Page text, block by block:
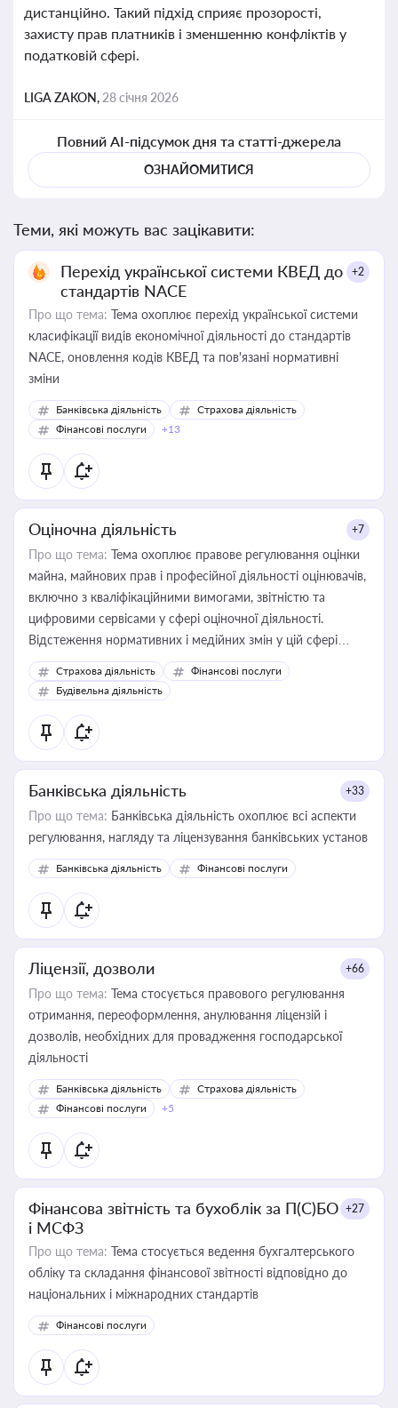
дистанційно. Такий підхід сприяє прозорості,
захисту прав платників і зменшенню конфліктів у
податковій сфері.
LIGA ZAKON, 28 січня 2026
Повний AI-підсумок дня та статті-джерела
ОЗНАЙОМИТИСЯ
Теми, які можуть вас зацікавити:
Перехід української системи КВЕД до
стандартів NACE
+2
Про що тема: Тема охоплює перехід української системи
класифікації видів економічної діяльності до стандартів
NACE, оновлення кодів КВЕД та пов'язані нормативні
зміни
Банківська діяльність
Страхова діяльність
Фінансові послуги
+13
Оціночна діяльність +7
Про що тема: Тема охоплює правове регулювання оцінки
майна, майнових прав і професійної діяльності оцінювачів,
включно з кваліфікаційними вимогами, звітністю та
цифровими сервісами у сфері оціночної діяльності.
Відстеження нормативних і медійних змін у цій сфері
корисне для власника бізнесу, керівника, юриста або
бухгалтера під час оподаткування, приватизації, оренди
державного майна, корпоративних угод і перевірки
статусу суб'єктів оціночної діяльності
Страхова діяльність
Фінансові послуги
Будівельна діяльність
Банківська діяльність +33
Про що тема: Банківська діяльність охоплює всі аспекти
регулювання, нагляду та ліцензування банківських установ
Банківська діяльність Фінансові послуги
Ліцензії, дозволи +66
Про що тема: Тема стосується правового регулювання
отримання, переоформлення, анулювання ліцензій і
дозволів, необхідних для провадження господарської
діяльності
Банківська діяльність
Страхова діяльність
Фінансові послуги
+5
Фінансова звітність та бухоблік за П(С)БО
і МСФЗ
+27
Про що тема: Тема стосується ведення бухгалтерського
обліку та складання фінансової звітності відповідно до
національних і міжнародних стандартів
Фінансові послуги